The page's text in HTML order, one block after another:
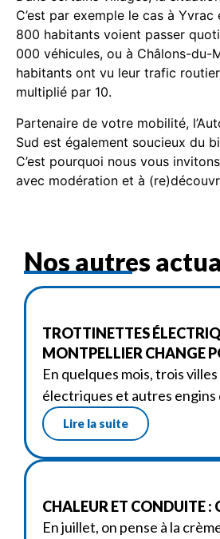
C’est par exemple le cas à
800 habitants voient passer
000 véhicules, ou à Châlons-du-
habitants ont vu leur trafic
multiplié par 10.
Partenaire de votre mobilité,
Sud est également soucieux du
C’est pourquoi nous vous
avec modération et à
Nos autres
TROTTINETTES
MONTPELLIER CHANGE
En quelques mois, trois
électriques et autres
Lire la suite
CHALEUR ET CONDUITE :
En juillet, on pense à la